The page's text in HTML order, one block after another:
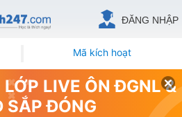
ĐĂNG NHẬP
Mã kích hoạt
LIVE ÔN ĐGNL &
SẮP ĐÓNG